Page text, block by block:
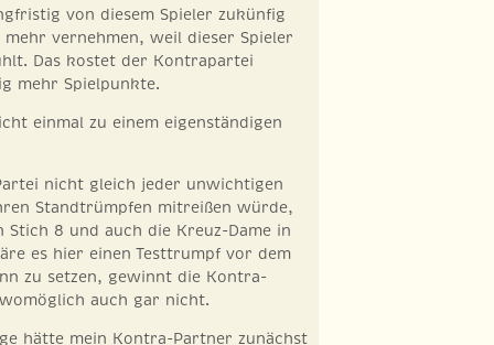
von diesem Spieler zukünfig
mehr vernehmen, weil dieser Spieler
Das kostet der Kontrapartei
mehr Spielpunkte.
einmal zu einem eigenständigen
nicht gleich jeder unwichtigen
Standtrümpfen mitreißen würde,
Stich 8 und auch die Kreuz-Dame in
es hier einen Testtrumpf vor dem
zu setzen, gewinnt die Kontra-
auch gar nicht.
hätte mein Kontra-Partner zunächst